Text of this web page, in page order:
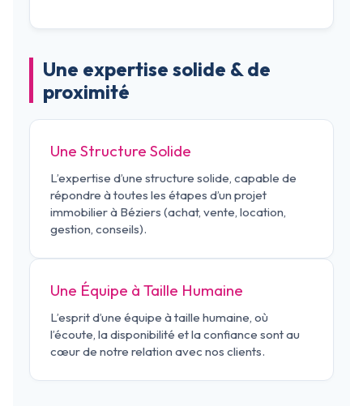
Une expertise solide & de
proximité
Une Structure Solide
L’expertise d’une structure solide, capable de
répondre à toutes les étapes d’un projet
immobilier à Béziers (achat, vente, location,
gestion, conseils).
Une Équipe à Taille Humaine
L’esprit d’une équipe à taille humaine, où
l’écoute, la disponibilité et la confiance sont au
cœur de notre relation avec nos clients.